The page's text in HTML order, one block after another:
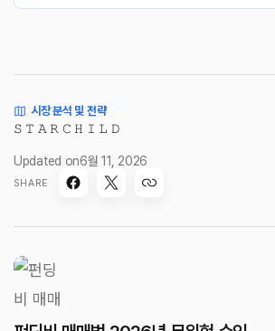
시장 분석 및 전략
𝚂 𝚃 𝙰 𝚁 𝙲 𝙷 𝙸 𝙻 𝙳
Updated on6월 11, 2026
SHARE